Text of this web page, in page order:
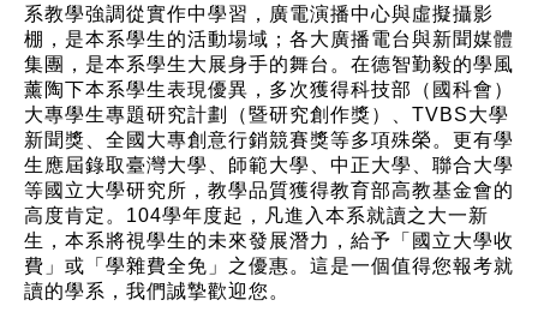
系教學強調從實作中學習，廣電演播中心與虛擬攝影
棚，是本系學生的活動場域；各大廣播電台與新聞媒體
集團，是本系學生大展身手的舞台。在德智勤毅的學風
薰陶下本系學生表現優異，多次獲得科技部（國科會）
大專學生專題研究計劃（暨研究創作獎）、TVBS大學
新聞獎、全國大專創意行銷競賽獎等多項殊榮。更有學
生應屆錄取臺灣大學、師範大學、中正大學、聯合大學
等國立大學研究所，教學品質獲得教育部高教基金會的
高度肯定。104學年度起，凡進入本系就讀之大一新
生，本系將視學生的未來發展潛力，給予「國立大學收
費」或「學雜費全免」之優惠。這是一個值得您報考就
讀的學系，我們誠摯歡迎您。